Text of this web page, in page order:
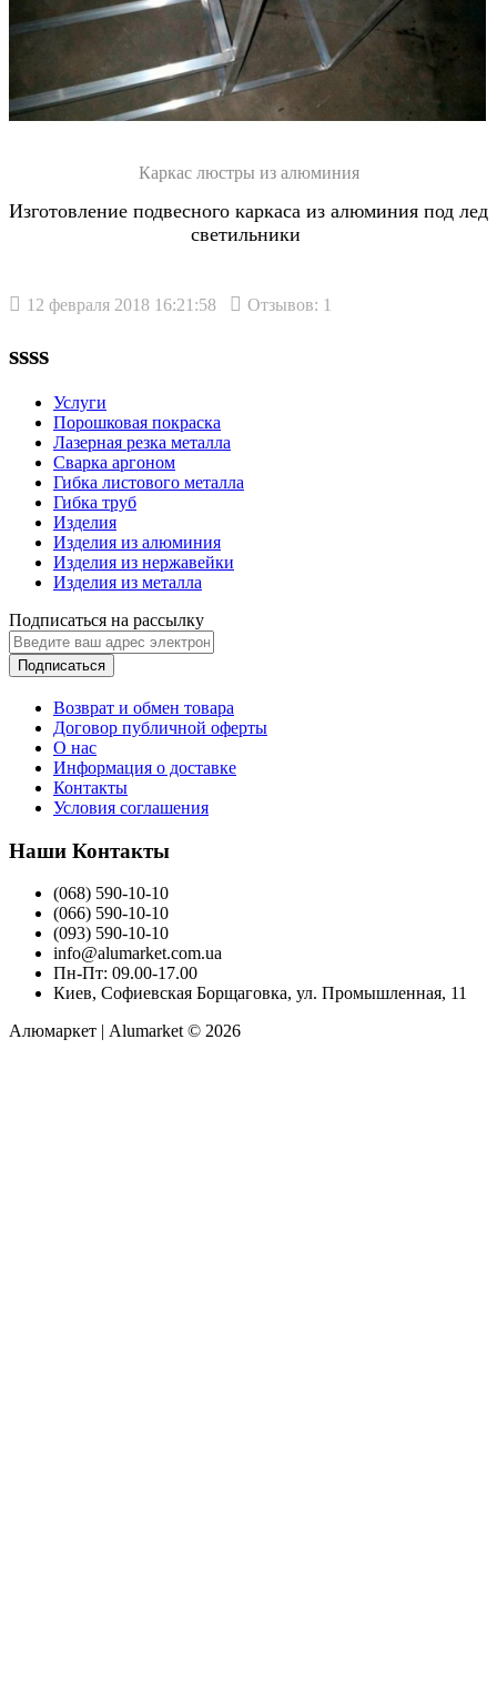
Каркас люстры из алюминия
Изготовление подвесного каркаса из алюминия под лед
светильники
12 февраля 2018 16:21:58 Отзывов: 1
ssss
Услуги
Порошковая покраска
Лазерная резка металла
Сварка аргоном
Гибка листового металла
Гибка труб
Изделия
Изделия из алюминия
Изделия из нержавейки
Изделия из металла
Подписаться на рассылку
Подписаться
Возврат и обмен товара
Договор публичной оферты
О нас
Информация о доставке
Контакты
Условия соглашения
Наши Контакты
(068) 590-10-10
(066) 590-10-10
(093) 590-10-10
info@alumarket.com.ua
Пн-Пт: 09.00-17.00
Киев, Софиевская Борщаговка, ул. Промышленная, 11
Алюмаркет | Alumarket © 2026